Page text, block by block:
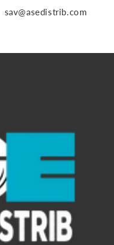
sav@asedistrib.com